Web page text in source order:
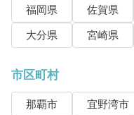
福岡県 佐賀県
大分県
宮崎県
市区町村
那覇市 宜野湾市